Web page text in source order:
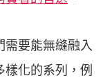
要能無縫融入
化的系列，例